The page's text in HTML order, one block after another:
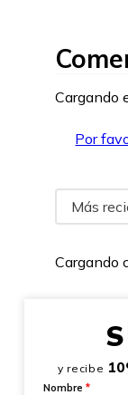
Cargando
Por
Más
Cargando
y recibe
Nombre *